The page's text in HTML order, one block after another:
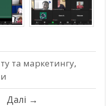
та маркетингу,
Далі →